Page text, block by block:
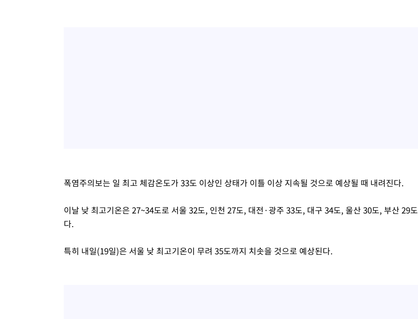
폭염주의보는 일 최고 체감온도가 33도 이상인 상태가 이틀 이상 지속될 것으로 예상될 때 내려진다.
이날 낮 최고기온은 27~34도로 서울 32도, 인천 27도, 대전·광주 33도, 대구 34도, 울산 30도, 부산 29도
다.
특히 내일(19일)은 서울 낮 최고기온이 무려 35도까지 치솟을 것으로 예상된다.